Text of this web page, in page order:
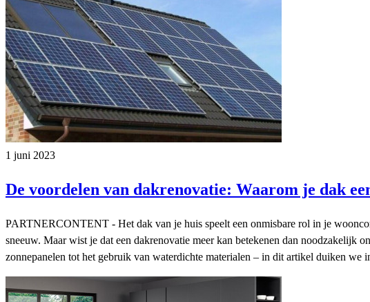
1 juni 2023
De voordelen van dakrenovatie: Waarom je dak
PARTNERCONTENT - Het dak van je huis speelt een onmisbare rol in je
sneeuw. Maar wist je dat een dakrenovatie meer kan betekenen dan noodzakelijk
zonnepanelen tot het gebruik van waterdichte materialen – in dit artikel duiken we